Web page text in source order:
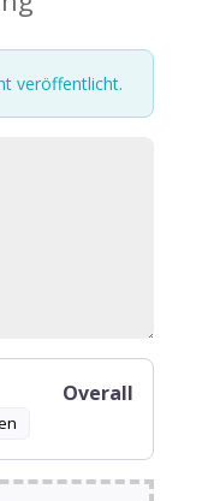
veröffentlicht.
Overall